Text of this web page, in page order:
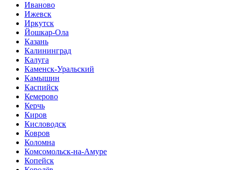
Иваново
Ижевск
Иркутск
Йошкар-Ола
Казань
Калининград
Калуга
Каменск-Уральский
Камышин
Каспийск
Кемерово
Керчь
Киров
Кисловодск
Ковров
Коломна
Комсомольск-на-Амуре
Копейск